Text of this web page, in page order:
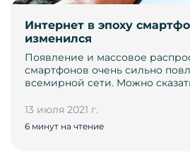
Интернет в эпоху
изменился
Появление и массовое
смартфонов очень сильно
всемирной сети. Можно
13 июля 2021 г.
6 минут на чтение